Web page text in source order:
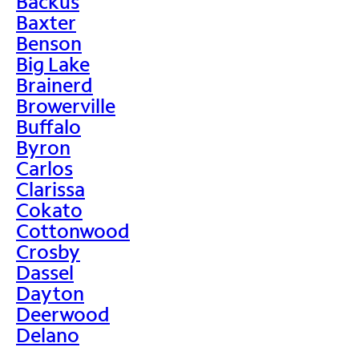
Baxter
Benson
Big Lake
Brainerd
Browerville
Buffalo
Byron
Carlos
Clarissa
Cokato
Cottonwood
Crosby
Dassel
Dayton
Deerwood
Delano